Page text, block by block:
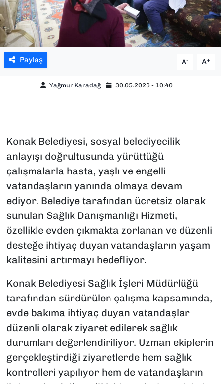
Paylaş A- A+
Yağmur Karadağ 30.05.2026 - 10:40
Konak Belediyesi, sosyal belediyecilik
anlayışı doğrultusunda yürüttüğü
çalışmalarla hasta, yaşlı ve engelli
vatandaşların yanında olmaya devam
ediyor. Belediye tarafından ücretsiz olarak
sunulan Sağlık Danışmanlığı Hizmeti,
özellikle evden çıkmakta zorlanan ve düzenli
desteğe ihtiyaç duyan vatandaşların yaşam
kalitesini artırmayı hedefliyor.
Konak Belediyesi Sağlık İşleri Müdürlüğü
tarafından sürdürülen çalışma kapsamında,
evde bakıma ihtiyaç duyan vatandaşlar
düzenli olarak ziyaret edilerek sağlık
durumları değerlendiriliyor. Uzman ekiplerin
gerçekleştirdiği ziyaretlerde hem sağlık
kontrolleri yapılıyor hem de vatandaşların